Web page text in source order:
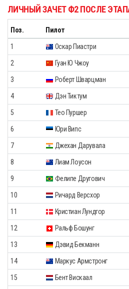
ЛИЧНЫЙ ЗАЧЕТ Ф2 ПОСЛЕ
Поз. Пилот
1 Оскар Пиастри
2 Гуан Ю Чжоу
3 Роберт Шварцман
4 Дэн Тиктум
5 Тео Пуршер
6 Юри Випс
7 Джехан Дарувала
8 Лиам Лоусон
9 Фелипе Другович
10 Ричард Версхор
11 Кристиан Лундгор
12 Ральф Бошунг
13 Дэвид Бекманн
14 Маркус Армстронг
15 Бент Вискаал